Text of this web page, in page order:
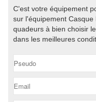
C'est votre équipement
sur l'équipement
quadeurs à bien choisir
dans les meilleures